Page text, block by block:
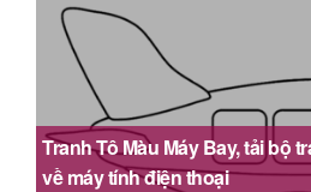
Tranh Tô Màu Máy Bay, tải bộ
về máy tính điện thoại